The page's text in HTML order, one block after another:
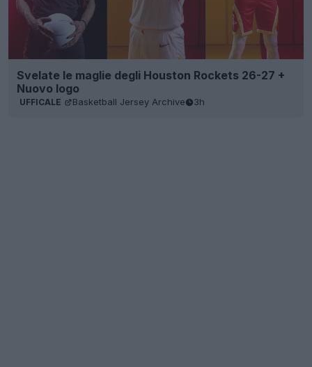
Svelate le maglie degli Houston Rockets 26-27 +
Nuovo logo
UFFICALE Basketball Jersey Archive 3h